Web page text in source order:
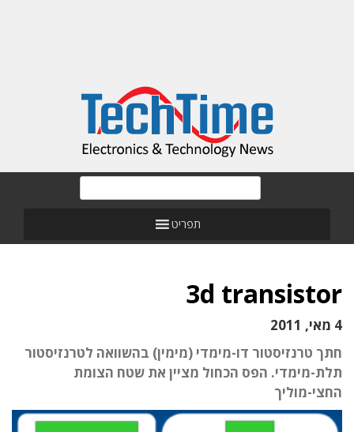
תפריט
3d transistor
4 מאי, 2011
חתך טרנזיסטור דו-מימדי (מימין) בהשוואה לטרנזיסטור
תלת-מימדי. הפס הכחול מציין את שטח הצומת
החצי-מוליך